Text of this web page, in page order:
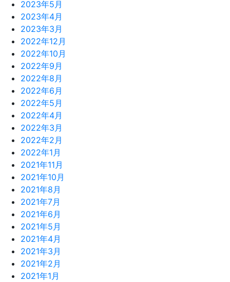
2023年5月
2023年4月
2023年3月
2022年12月
2022年10月
2022年9月
2022年8月
2022年6月
2022年5月
2022年4月
2022年3月
2022年2月
2022年1月
2021年11月
2021年10月
2021年8月
2021年7月
2021年6月
2021年5月
2021年4月
2021年3月
2021年2月
2021年1月